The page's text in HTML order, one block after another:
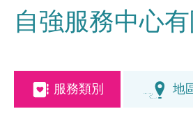
自強服務中心
服務類別 地